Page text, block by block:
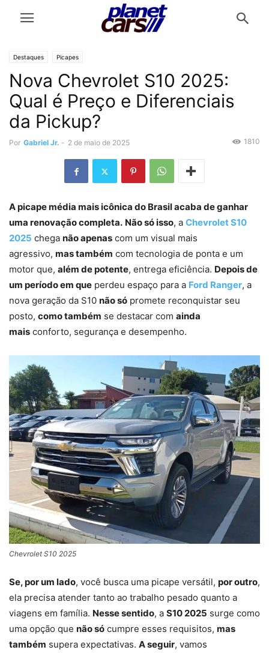
Destaques Picapes
Nova Chevrolet S10 2025:
Qual é Preço e Diferenciais
da Pickup?
Por Gabriel Jr. - 2 de maio de 2025 1810
A picape média mais icônica do Brasil acaba de ganhar
uma renovação completa. Não só isso, a Chevrolet S10
2025 chega não apenas com um visual mais
agressivo, mas também com tecnologia de ponta e um
motor que, além de potente, entrega eficiência. Depois de
um período em que perdeu espaço para a Ford Ranger, a
nova geração da S10 não só promete reconquistar seu
posto, como também se destacar com ainda
mais conforto, segurança e desempenho.
Chevrolet S10 2025
Se, por um lado, você busca uma picape versátil, por outro,
ela precisa atender tanto ao trabalho pesado quanto a
viagens em família. Nesse sentido, a S10 2025 surge como
uma opção que não só cumpre esses requisitos, mas
também supera expectativas. A seguir, vamos